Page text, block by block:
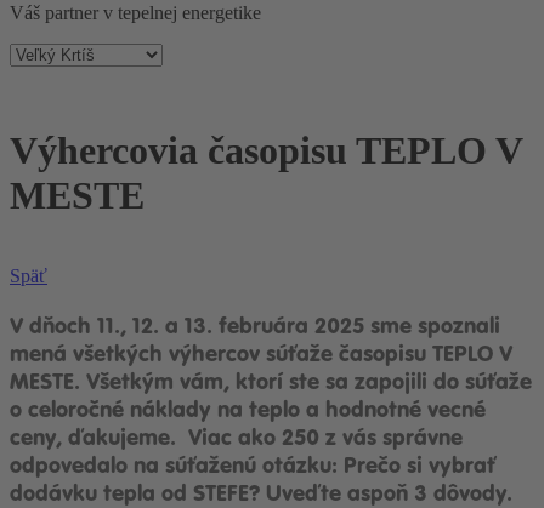
Váš partner v tepelnej energetike
Výhercovia časopisu TEPLO V
MESTE
Späť
V dňoch 11., 12. a 13. februára 2025 sme spoznali
mená všetkých výhercov súťaže časopisu TEPLO V
MESTE. Všetkým vám, ktorí ste sa zapojili do súťaže
o celoročné náklady na teplo a hodnotné vecné
ceny, ďakujeme. Viac ako 250 z vás správne
odpovedalo na súťaženú otázku: Prečo si vybrať
dodávku tepla od STEFE? Uveďte aspoň 3 dôvody.